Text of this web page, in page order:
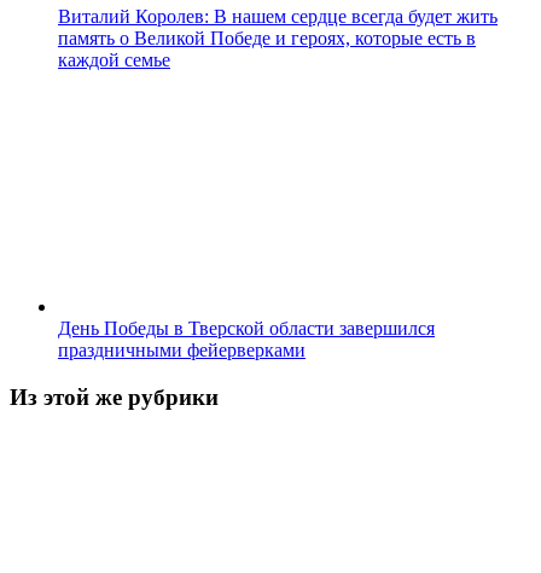
Виталий Королев: В нашем сердце всегда будет жить
память о Великой Победе и героях, которые есть в
каждой семье
День Победы в Тверской области завершился
праздничными фейерверками
Из этой же рубрики